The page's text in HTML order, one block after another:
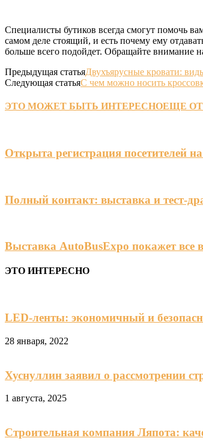
Специалисты бутиков всегда смогут помочь
самом деле стоящий, и есть почему ему
больше всего подойдет. Обращайте внимание
Предыдущая статьяДвухъярусные кровати:
Следующая статьяС чем можно носить
ЭТО МОЖЕТ БЫТЬ ИНТЕРЕСНОЕЩЕ ОТ
Открыта регистрация посетителей
Полный контакт: выставка и тест-
Выставка AutoBusExpo покажет все
ЭТО ИНТЕРЕСНО
LED-ленты: экономичный и
28 января, 2022
Хуснуллин заявил о рассмотрении
1 августа, 2025
Строительная компания Ляпота: